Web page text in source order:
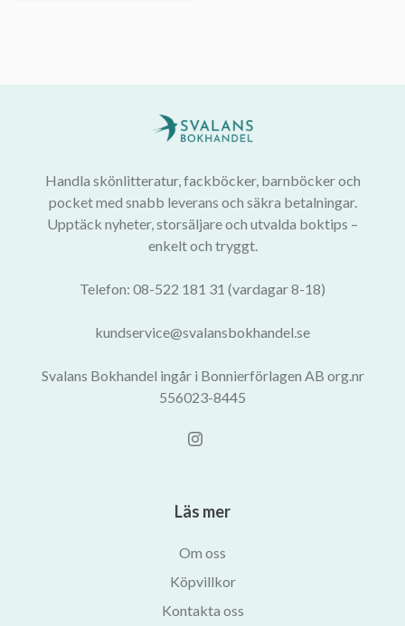
Handla skönlitteratur, fackböcker, barnböcker och
pocket med snabb leverans och säkra betalningar.
Upptäck nyheter, storsäljare och utvalda boktips –
enkelt och tryggt.
Telefon: 08-522 181 31 (vardagar 8-18)
kundservice@svalansbokhandel.se
Svalans Bokhandel ingår i Bonnierförlagen AB org.nr
556023-8445
Läs mer
Om oss
Köpvillkor
Kontakta oss